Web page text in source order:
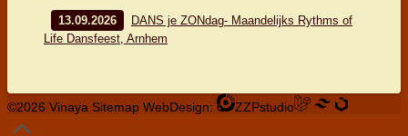
13.09.2026
DANS je ZONdag- Maandelijks Rythms of
Life Dansfeest, Arnhem
©2026 Vinaya Sitemap WebDesign: ZZPstudio